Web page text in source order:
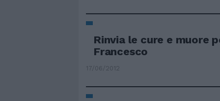
Rinvia le cure e muore
Francesco
17/06/2012